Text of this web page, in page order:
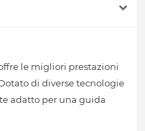
le migliori prestazioni
di diverse tecnologie
adatto per una guida